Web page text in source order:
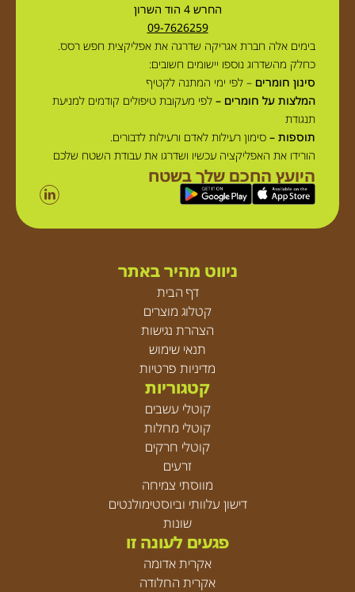
החרש 4 הוד השרון
09-7626259
בימים אלה חברת אגריקה שדרגה את אפליקצית חפש רסס.
כחלק מהשדרוג נוספו יישומים חשובים:
סינון חומרים – לפי ימי המתנה לקטיף
המלצות על חומרים – לפי מעקובת טיפולים קודמים למניעת
תנגודת
תוספות – סימון רעילות לאדם ורעילות לדבורים.
הורידו את האפליקציה עכשיו ושדרגו את עבודת השטח שלכם
היועץ החכם שלך בשטח
ניווט מהיר באתר
דף הבית
קטלוג מוצרים
הצהרת נגישות
תנאי שימוש
מדיניות פרטיות
קטגוריות
קוטלי עשבים
קוטלי מחלות
קוטלי חרקים
זרעים
מווסתי צמיחה
דישון עלוותי וביוסטימולנטים
שונות
פגעים לעונה זו
אקרית אדומה
אקרית החלודה